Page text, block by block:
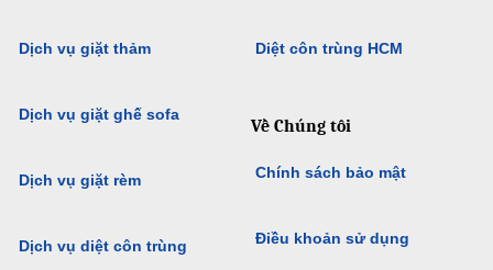
Dịch vụ giặt thảm
Dịch vụ giặt ghế sofa
Dịch vụ giặt rèm
Dịch vụ diệt côn trùng
Diệt côn trùng HCM
Về Chúng tôi
Chính sách bảo mật
Điều khoản sử dụng